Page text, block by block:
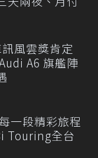
風雲獎肯定
A6 旗艦陣
一段精彩旅程
Touring全台